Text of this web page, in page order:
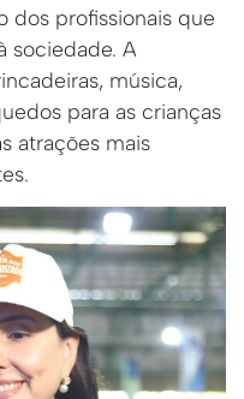
dos profissionais que
sociedade. A
música,
para as crianças
atrações mais